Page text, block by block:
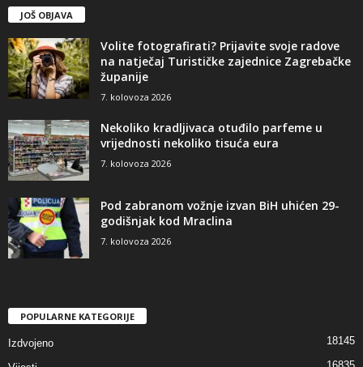
JOŠ OBJAVA
Volite fotografirati? Prijavite svoje radove
na natječaj Turističke zajednice Zagrebačke
županije
7. kolovoza 2026
Nekoliko kradljivaca otuđilo parfeme u
vrijednosti nekoliko tisuća eura
7. kolovoza 2026
Pod zabranom vožnje izvan BiH uhićen 29-
godišnjak kod Mraclina
7. kolovoza 2026
POPULARNE KATEGORIJE
Izdvojeno 18145